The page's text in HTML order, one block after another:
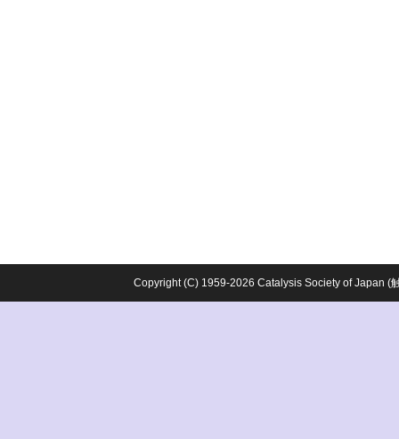
Copyright (C) 1959-2026 Catalysis Society of Japan (